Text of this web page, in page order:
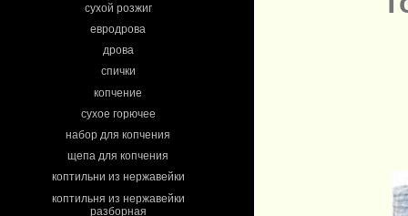
сухой розжиг
евродрова
дрова
спички
копчение
сухое горючее
набор для копчения
щепа для копчения
коптильни из нержавейки
коптильня из нержавейки
разборная